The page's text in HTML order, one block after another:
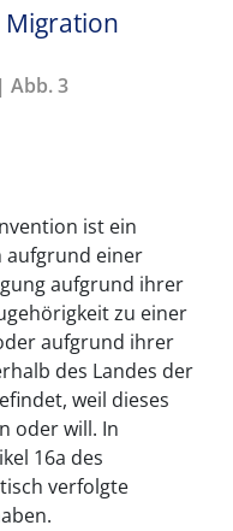
Migration
Abb. 3
ist ein
aufgrund einer
aufgrund ihrer
zu einer
aufgrund ihrer
des Landes der
weil dieses
oder will. In
16a des
verfolgte